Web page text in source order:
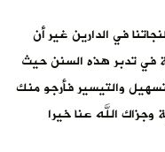
في الدارين غير أن
تدبر هذه السنن حيث
والتيسير فأرجو منك
الله عنا خيرا